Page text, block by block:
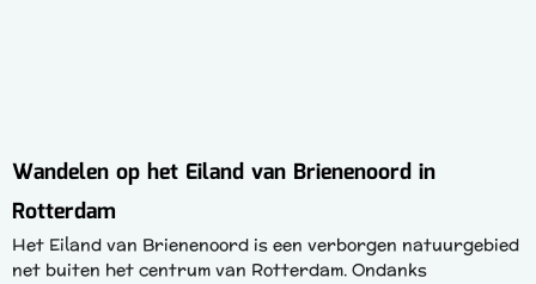
Wandelen op het Eiland van Brienenoord in
Rotterdam
Het Eiland van Brienenoord is een verborgen natuurgebied
net buiten het centrum van Rotterdam. Ondanks